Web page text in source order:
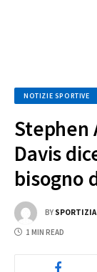
NOTIZIE SPORTIVE
Stephen
Davis
bisogno
BY SPORTIZIA
1 MIN READ